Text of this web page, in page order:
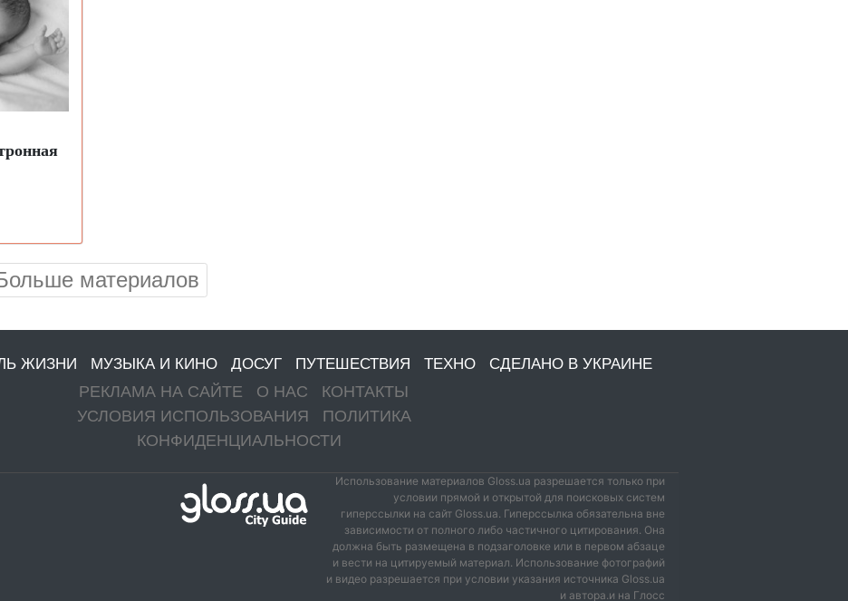
материалов
ЖИЗНИ МУЗЫКА И КИНО ДОСУГ ПУТЕШЕСТВИЯ ТЕХНО СДЕЛАНО В УКРАИНЕ
РЕКЛАМА НА САЙТЕ О НАС
КОНТАКТЫ
УСЛОВИЯ ИСПОЛЬЗОВАНИЯ
ПОЛИТИКА
КОНФИДЕНЦИАЛЬНОСТИ
Использование материалов Gloss.ua разрешается только при
условии прямой и открытой для поисковых систем
гиперссылки на сайт Gloss.ua. Гиперссылка обязательна вне
зависимости от полного либо частичного цитирования. Она
должна быть размещена в подзаголовке или в первом абзаце
и вести на цитируемый материал. Использование фотографий
и видео разрешается при условии указания источника Gloss.ua
и автора.и на Глосс